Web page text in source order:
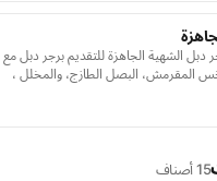
دبل الشهية الجاهزة للتقديم برجر دبل مع
المقرمش، البصل الطازج، والمخلل ،
وصوص جانبي.
15 أصناف